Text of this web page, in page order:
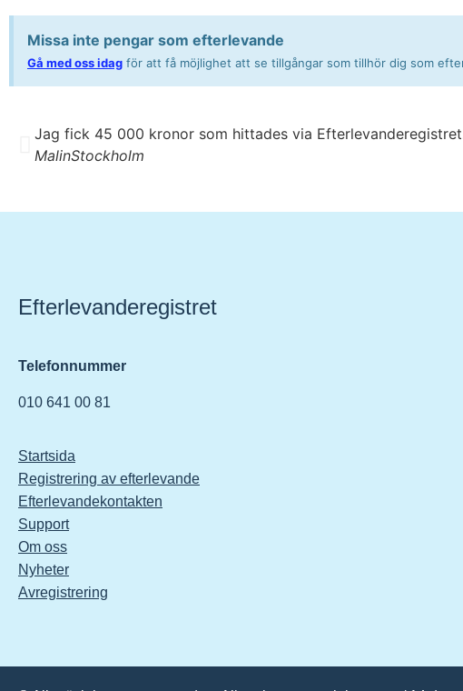
Missa inte pengar som efterlevande
Gå med oss idag för att få möjlighet att se tillgångar som tillhör dig som
Jag fick 45 000 kronor som hittades via
MalinStockholm
Efterlevanderegistret
Telefonnummer
010 641 00 81
Startsida
Registrering av efterlevande
Efterlevandekontakten
Support
Om oss
Nyheter
Avregistrering